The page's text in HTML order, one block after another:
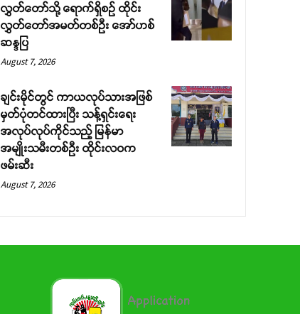
လွှတ်တော်သို့ ရောက်ရှိစဉ် ထိုင်း
လွှတ်တော်အမတ်တစ်ဦး အော်ဟစ်
ဆန္ဒပြ
August 7, 2026
ချင်းမိုင်တွင် ကာယလုပ်သားအဖြစ်
မှတ်ပုံတင်ထားပြီး သန့်ရှင်းရေး
အလုပ်လုပ်ကိုင်သည့် မြန်မာ
အမျိုးသမီးတစ်ဦး ထိုင်းလဝက
ဖမ်းဆီး
August 7, 2026